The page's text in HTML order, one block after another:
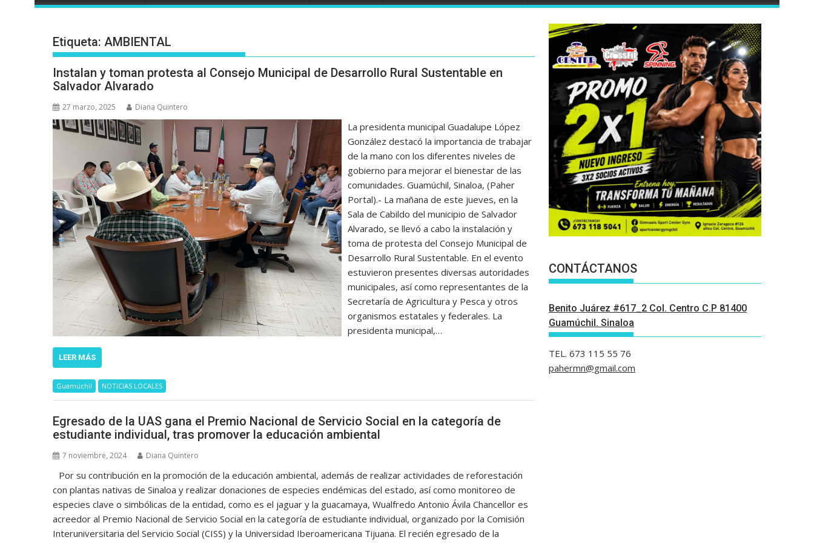
Etiqueta: AMBIENTAL
Instalan y toman protesta al Consejo Municipal de Desarrollo Rural Sustentable en
Salvador Alvarado
27 marzo, 2025 Diana Quintero
La presidenta municipal Guadalupe López
González destacó la importancia de trabajar
de la mano con los diferentes niveles de
gobierno para mejorar el bienestar de las
comunidades. Guamúchil, Sinaloa, (Paher
Portal).- La mañana de este jueves, en la
Sala de Cabildo del municipio de Salvador
Alvarado, se llevó a cabo la instalación y
toma de protesta del Consejo Municipal de
Desarrollo Rural Sustentable. En el evento
estuvieron presentes diversas autoridades
municipales, así como representantes de la
Secretaría de Agricultura y Pesca y otros
organismos estatales y federales. La
presidenta municipal,…
LEER MÁS
Guamúchil NOTICIAS LOCALES
Egresado de la UAS gana el Premio Nacional de Servicio Social en la categoría de
estudiante individual, tras promover la educación ambiental
7 noviembre, 2024 Diana Quintero
Por su contribución en la promoción de la educación ambiental, además de realizar actividades de reforestación
con plantas nativas de Sinaloa y realizar donaciones de especies endémicas del estado, así como monitoreo de
especies clave o simbólicas de la entidad, como es el jaguar y la guacamaya, Wualfredo Antonio Ávila Chancellor es
acreedor al Premio Nacional de Servicio Social en la categoría de estudiante individual, organizado por la Comisión
Interuniversitaria del Servicio Social (CISS) y la Universidad Iberoamericana Tijuana. El recién egresado de la
CONTÁCTANOS
Benito Juárez #617_2 Col. Centro C.P 81400
Guamúchil. Sinaloa
TEL. 673 115 55 76
pahermn@gmail.com